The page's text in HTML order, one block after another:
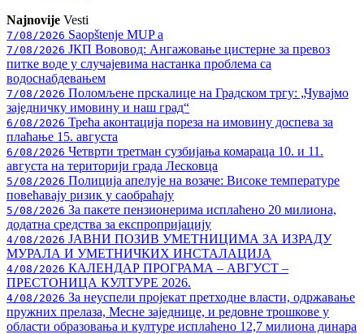
Najnovije Vesti
7/08/2026 Saopštenje MUP a
7/08/2026 ЈКП Вововод: Ангажовање цистерне за превоз
питке воде у случајевима настанка проблема са
водоснабдевањем
7/08/2026 Поломљене прскалице на Градском тргу: „Чувајмо
заједничку имовину и наш град“
6/08/2026 Трећа аконтација пореза на имовину доспева за
плаћање 15. августа
6/08/2026 Четврти третман сузбијања комараца 10. и 11.
августа на територији града Лесковца
5/08/2026 Полиција апелује на возаче: Високе температуре
повећавају ризик у саобраћају
5/08/2026 За пакете пензионерима исплаћено 20 милиона,
додатна средства за експропријацију
4/08/2026 ЈАВНИ ПОЗИВ УМЕТНИЦИМА ЗА ИЗРАДУ
МУРАЛА И УМЕТНИЧКИХ ИНСТАЛАЦИЈА
4/08/2026 КАЛЕНДАР ПРОГРАМА – АВГУСТ –
ПРЕСТОНИЦА КУЛТУРЕ 2026.
4/08/2026 За неуспели пројекат претходне власти, одржавање
пружних прелаза, Месне заједнице, и редовне трошкове у
области образовања и културе исплаћено 12,7 милиона динара